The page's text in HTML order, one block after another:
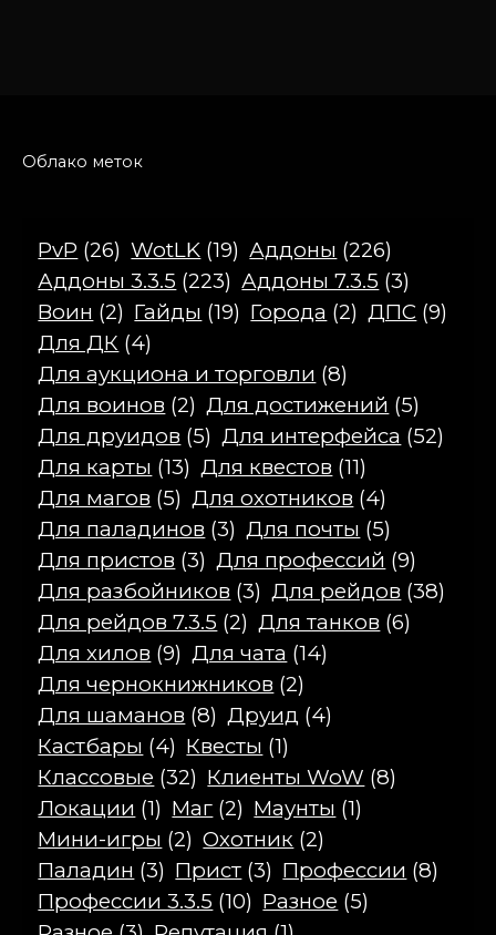
Облако меток
PvP (26) WotLK (19) Аддоны (226)
Аддоны 3.3.5 (223) Аддоны 7.3.5 (3)
Воин (2) Гайды (19) Города (2) ДПС (9)
Для ДК (4)
Для аукциона и торговли (8)
Для воинов (2) Для достижений (5)
Для друидов (5) Для интерфейса (52)
Для карты (13) Для квестов (11)
Для магов (5) Для охотников (4)
Для паладинов (3) Для почты (5)
Для пристов (3) Для профессий (9)
Для разбойников (3) Для рейдов (38)
Для рейдов 7.3.5 (2) Для танков (6)
Для хилов (9) Для чата (14)
Для чернокнижников (2)
Для шаманов (8) Друид (4)
Кастбары (4) Квесты (1)
Классовые (32) Клиенты WoW (8)
Локации (1) Маг (2) Маунты (1)
Мини-игры (2) Охотник (2)
Паладин (3) Прист (3) Профессии (8)
Профессии 3.3.5 (10) Разное (5)